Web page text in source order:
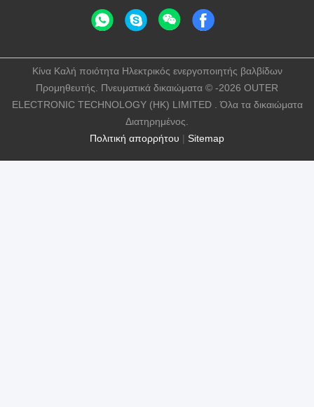
Πολιτική απορρήτου | Sitemap
Κίνα Καλή ποιότητα Ηλεκτρικός ενεργοποιητής βαλβίδων
Προμηθευτής. Πνευματικά δικαιώματα © -2026 OUTER
ELECTRONIC TECHNOLOGY (HK) LIMITED . Όλα τα δικαιώματα
Διατηρημένος.